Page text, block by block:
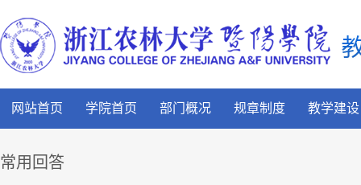
网站首页 学院首页 部门概况 规章制度 教学建设
常用回答